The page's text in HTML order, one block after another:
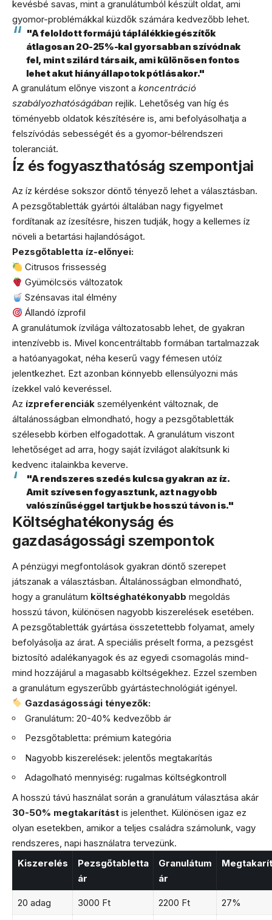
kevésbé savas, mint a granulátumból készült oldat, ami
gyomor-problémákkal küzdők számára kedvezőbb lehet.
"A feloldott formájú táplálékkiegészítők
átlagosan 20-25%-kal gyorsabban szívódnak
fel, mint szilárd társaik, ami különösen fontos
lehet akut hiányállapotok pótlásakor."
A granulátum előnye viszont a koncentráció
szabályozhatóságában rejlik. Lehetőség van híg és
töményebb oldatok készítésére is, ami befolyásolhatja a
felszívódás sebességét és a gyomor-bélrendszeri
toleranciát.
Íz és fogyaszthatóság szempontjai
Az íz kérdése sokszor döntő tényező lehet a választásban.
A pezsgőtabletták gyártói általában nagy figyelmet
fordítanak az ízesítésre, hiszen tudják, hogy a kellemes íz
növeli a betartási hajlandóságot.
Pezsgőtabletta íz-előnyei:
Citrusos frissesség
Gyümölcsös változatok
Szénsavas ital élmény
Állandó ízprofil
A granulátumok ízvilága változatosabb lehet, de gyakran
intenzívebb is. Mivel koncentráltabb formában tartalmazzak
a hatóanyagokat, néha keserű vagy fémesen utóíz
jelentkezhet. Ezt azonban könnyebb ellensúlyozni más
ízekkel való keveréssel.
Az ízpreferenciák személyenként változnak, de
általánosságban elmondható, hogy a pezsgőtabletták
szélesebb körben elfogadottak. A granulátum viszont
lehetőséget ad arra, hogy saját ízvilágot alakítsunk ki
kedvenc italainkba keverve.
"A rendszeres szedés kulcsa gyakran az íz.
Amit szívesen fogyasztunk, azt nagyobb
valószínűséggel tartjuk be hosszú távon is."
Költséghatékonyság és
gazdaságossági szempontok
A pénzügyi megfontolások gyakran döntő szerepet
játszanak a választásban. Általánosságban elmondható,
hogy a granulátum költséghatékonyabb megoldás
hosszú távon, különösen nagyobb kiszerelések esetében.
A pezsgőtabletták gyártása összetettebb folyamat, amely
befolyásolja az árat. A speciális préselt forma, a pezsgést
biztosító adalékanyagok és az egyedi csomagolás mind-
mind hozzájárul a magasabb költségekhez. Ezzel szemben
a granulátum egyszerűbb gyártástechnológiát igényel.
Gazdaságossági tényezők:
Granulátum: 20-40% kedvezőbb ár
Pezsgőtabletta: prémium kategória
Nagyobb kiszerelések: jelentős megtakarítás
Adagolható mennyiség: rugalmas költségkontroll
A hosszú távú használat során a granulátum választása akár
30-50% megtakarítást is jelenthet. Különösen igaz ez
olyan esetekben, amikor a teljes családra számolunk, vagy
rendszeres, napi használatra tervezünk.
Kiszerelés
Pezsgőtabletta
ár
Granulátum
ár
20 adag 3000 Ft 2200 Ft 27%